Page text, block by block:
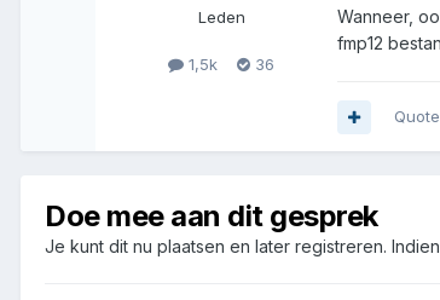
Leden
1,5k 36
Wanneer,
fmp12
Quote
Doe mee aan dit gesprek
Je kunt dit nu plaatsen en later registreren.